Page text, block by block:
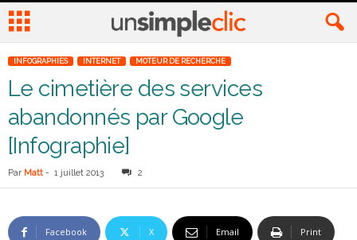
INFOGRAPHIES INTERNET MOTEUR DE RECHERCHE
Le cimetière des services
abandonnés par Google
[Infographie]
Par Matt - 1 juillet 2013 2
Facebook X Email Print